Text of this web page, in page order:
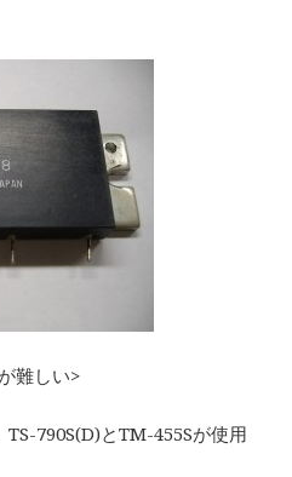
難しい>
790S(D)とTM-455Sが使用